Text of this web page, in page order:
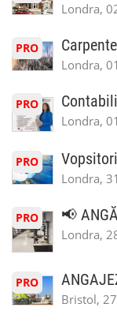
Londra,
PRO
Londra,
PRO
Londra,
PRO
Londra,
PRO 📢
Londra,
PRO
Bristol,